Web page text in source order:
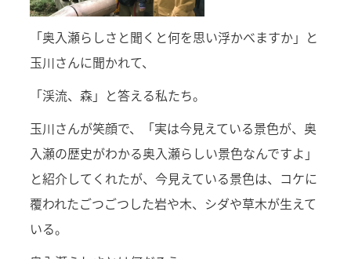
「奥入瀬らしさと聞くと何を思い浮かべますか」と
玉川さんに聞かれて、
「渓流、森」と答える私たち。
玉川さんが笑顔で、「実は今見えている景色が、奥
入瀬の歴史がわかる奥入瀬らしい景色なんですよ」
と紹介してくれたが、今見えている景色は、コケに
覆われたごつごつした岩や木、シダや草木が生えて
いる。